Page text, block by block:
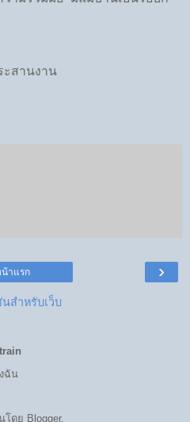
สานงาน
›
าแรก
นสำหรับเว็บ
ฉัน
โดย Blogger.